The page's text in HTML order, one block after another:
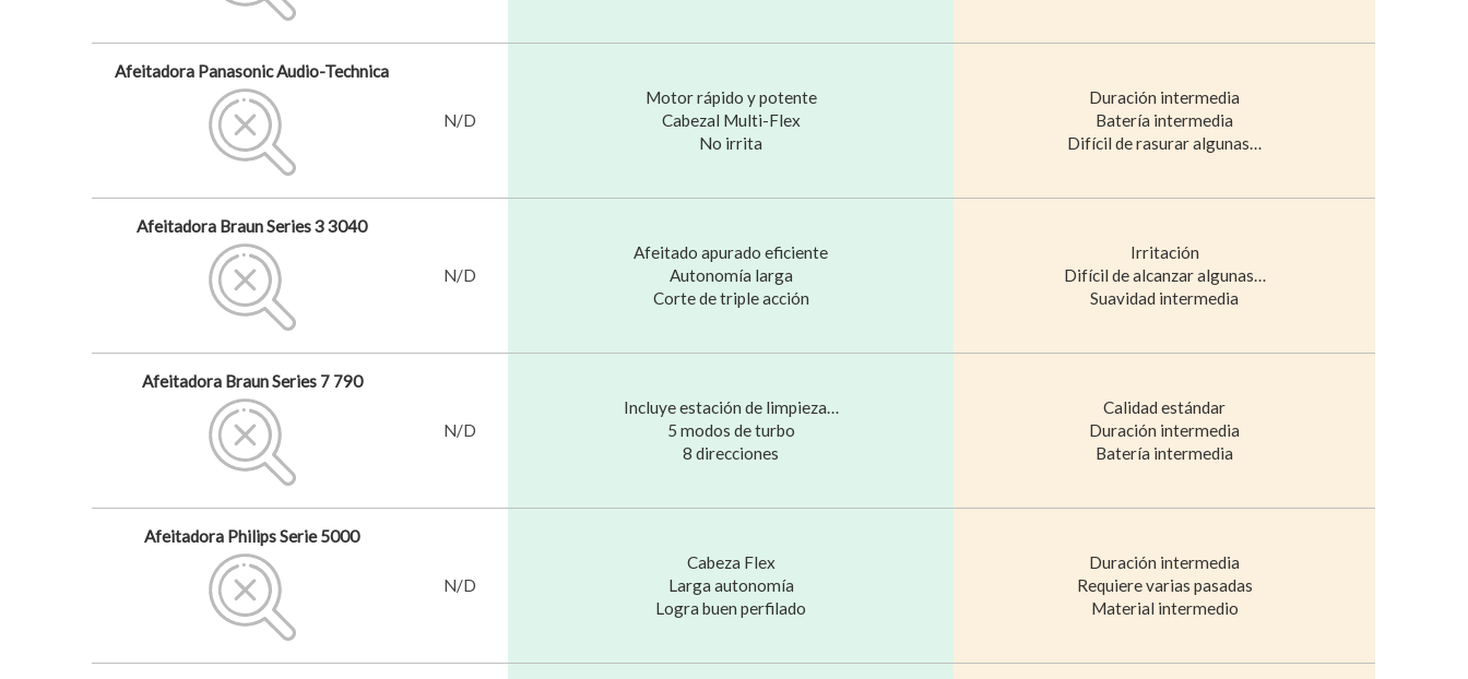
Afeitadora Panasonic Audio-Technica
N/D
Motor rápido y potente
Cabezal Multi-Flex
No irrita
Duración intermedia
Batería intermedia
Difícil de rasurar algunas…
Afeitadora Braun Series 3 3040
N/D
Afeitado apurado eficiente
Autonomía larga
Corte de triple acción
Irritación
Difícil de alcanzar algunas…
Suavidad intermedia
Afeitadora Braun Series 7 790
N/D
Incluye estación de limpieza…
5 modos de turbo
8 direcciones
Calidad estándar
Duración intermedia
Batería intermedia
Afeitadora Philips Serie 5000
N/D
Cabeza Flex
Larga autonomía
Logra buen perfilado
Duración intermedia
Requiere varias pasadas
Material intermedio